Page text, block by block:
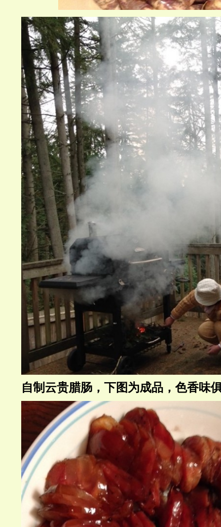
自制云贵腊肠，下图为成品，色香味